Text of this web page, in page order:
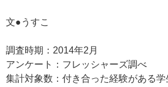
文●うすこ
調査時期：2014年2月
アンケート：フレッシャーズ調べ
集計対象数：付き合った経験がある